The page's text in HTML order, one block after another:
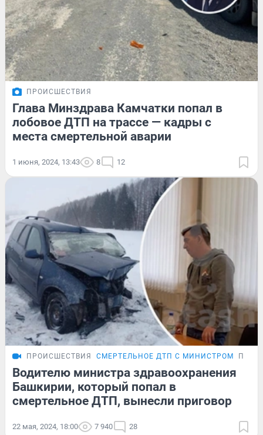
ПРОИСШЕСТВИЯ
Глава Минздрава Камчатки попал в
лобовое ДТП на трассе — кадры с
места смертельной аварии
1 июня, 2024, 13:43 8 12
ПРОИСШЕСТВИЯ СМЕРТЕЛЬНОЕ ДТП С МИНИСТРОМ
Водителю министра здравоохранения
Башкирии, который попал в
смертельное ДТП, вынесли приговор
22 мая, 2024, 18:00 7 940 28